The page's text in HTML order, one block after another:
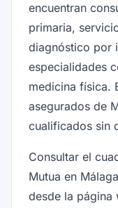
encuentran
primaria,
diagnóstico por
especialidades
medicina física.
asegurados de
cualificados sin
Consultar el
Mutua en
desde la página